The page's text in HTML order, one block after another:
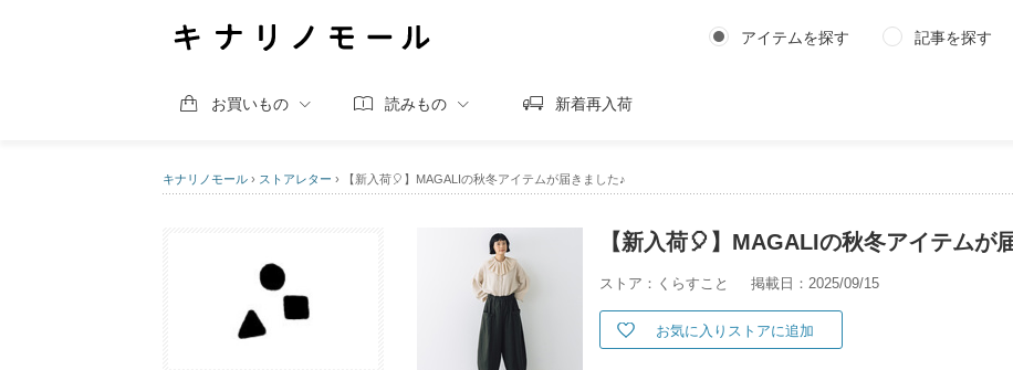
アイテムを探す 記事を探す
お買いもの 読みもの 新着再入荷
キナリノモール › ストアレター › 【新入荷🎈】MAGALIの秋冬アイテムが届きました♪
【新入荷🎈】MAGALIの秋冬アイテムが
ストア：くらすこと 掲載日：2025/09/15
お気に入りストアに追加